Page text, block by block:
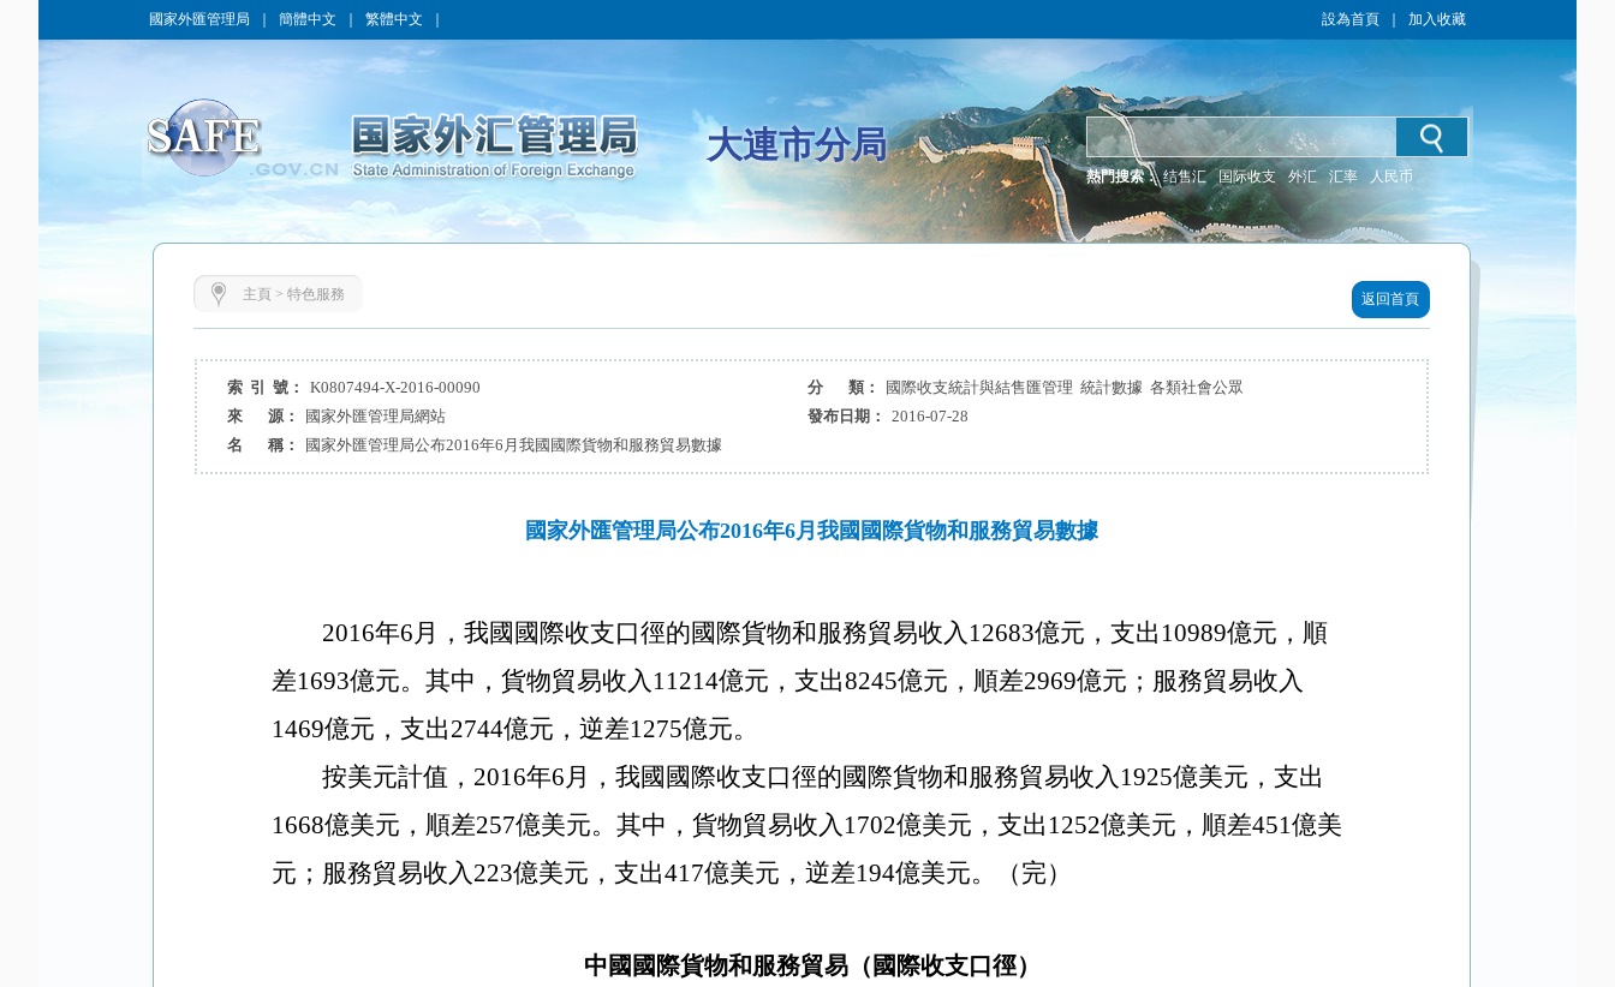
國家外匯管理局 簡體中文 繁體中文 設為首頁 加入收藏
大連市分局
熱門搜索： 结售汇 国际收支 外汇 汇率 人民币
主頁 > 特色服務 返回首頁
索 引 號： K0807494-X-2016-00090 分 類：
國際收支統計與結售匯管理 統計數據 各類社會公眾
來 源：
國家外匯管理局網站 發布日期：
2016-07-28
名 稱：
國家外匯管理局公布2016年6月我國國際貨物和服務貿易數據
國家外匯管理局公布2016年6月我國國際貨物和服務貿易數據
2016年6月，我國國際收支口徑的國際貨物和服務貿易收入 12683億元，支出 10989億元，順
差1693億元。其中，貨物貿易收入 11214億元，支出8245億元，順差2969億元；服務貿易收入
1469億元，支出2744億元，逆差1275億元。
按美元計值， 2016年6月，我國國際收支口徑的國際貨物和服務貿易收入 1925億美元，支出
1668億美元，順差257億美元。其中，貨物貿易收入 1702億美元，支出 1252億美元，順差451億美
元；服務貿易收入223億美元，支出417億美元，逆差194億美元。（完）
中國國際貨物和服務貿易（國際收支口徑）